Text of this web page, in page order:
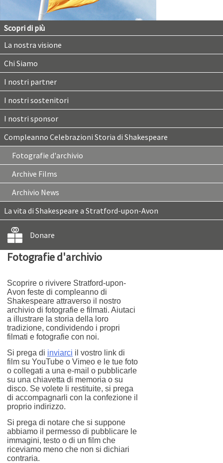
Scopri di più
La nostra visione
Chi Siamo
I nostri partner
I nostri sostenitori
I nostri sponsor
Compleanno Celebrazioni Storia di Shakespeare
Fotografie d'archivio
Archive Films
Archivio News
La vita di Shakespeare a Stratford-upon-Avon
Donare
Fotografie d'archivio
Scoprire o rivivere Stratford-upon-
Avon feste di compleanno di
Shakespeare attraverso il nostro
archivio di fotografie e filmati. Aiutaci
a illustrare la storia della loro
tradizione, condividendo i propri
filmati e fotografie con noi.
Si prega di inviarci il vostro link di
film su YouTube o Vimeo e le tue foto
o collegati a una e-mail o pubblicarle
su una chiavetta di memoria o su
disco. Se volete li restituite, si prega
di accompagnarli con la confezione il
proprio indirizzo.
Si prega di notare che si suppone
abbiamo il permesso di pubblicare le
immagini, testo o di un film che
riceviamo meno che non si dichiari
contraria.